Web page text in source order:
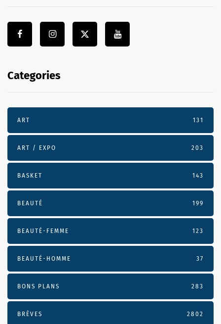
Categories
ART 131
ART / EXPO 203
BASKET 143
BEAUTÉ 199
BEAUTÉ-FEMME 123
BEAUTÉ-HOMME 37
BONS PLANS 283
BRÈVES 2802